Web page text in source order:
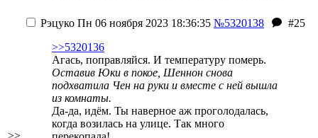
>>
Рэцуко Пн 06 ноября 2023 18:36:35 №5320138
#25
>>5320136
Агась, поправляйся. И температуру померь.
Оставив Юки в покое, Шеннон снова
подхватила Чен на руки и вместе с ней вышла
из комнаты.
Да-да, идём. Ты наверное аж проголодалась,
когда возилась на улице. Так много